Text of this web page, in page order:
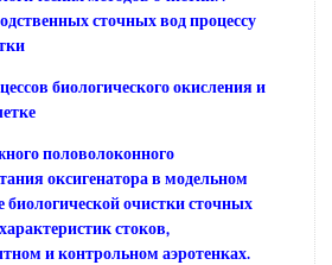
сточных вод процессу
биологического окисления и
половолоконного
оксигенатора в модельном
биологической очистки сточных
стоков,
и контрольном аэротенках.